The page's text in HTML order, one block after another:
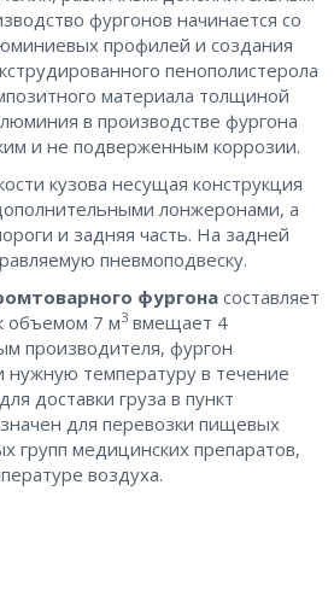
фургонов начинается со
профилей и создания
пенополистерола
материала толщиной
в производстве фургона
и не подверженным коррозии.
кузова несущая конструкция
лонжеронами, а
и задняя часть. На задней
пневмоподвеску.
фургона составляет
объемом 7 м3 вмещает 4
производителя, фургон
нужную температуру в течение
доставки груза в пункт
для перевозки пищевых
групп медицинских препаратов,
воздуха.